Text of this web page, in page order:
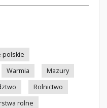
polskie
Warmia
Mazury
Rolnictwo
rolne